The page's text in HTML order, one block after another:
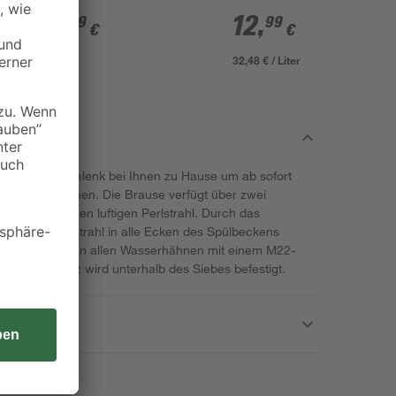
99 €
400 ml
12,99 €
32,48 € / Liter
mit Kugelgelenk bei Ihnen zu Hause um ab sofort
% zu erreichen. Die Brause verfügt über zwei
und einen luftigen Perlstrahl. Durch das
Wasserstrahl in alle Ecken des Spülbeckens
einfach an allen Wasserhähnen mit einem M22-
Spareinsatz wird unterhalb des Siebes befestigt.